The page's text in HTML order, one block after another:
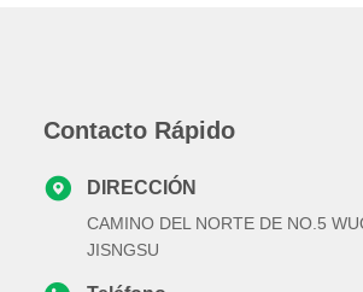
Contacto Rápido
DIRECCIÓN
CAMINO DEL NORTE DE NO.5
JISNGSU